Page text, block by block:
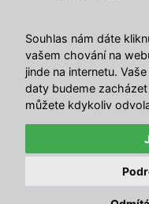
Souhlas nám dáte
vašem chování na
jinde na internetu.
daty budeme
můžete kdykoliv
Pevná ocelová
textilenem zajišťuje
pohodlné používání.
snadno přenášet i
béžové provedení
kombinuje s ostatním
Výhody jsou